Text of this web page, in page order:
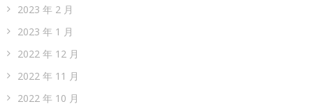
2023 年 2 月
2023 年 1 月
2022 年 12 月
2022 年 11 月
2022 年 10 月